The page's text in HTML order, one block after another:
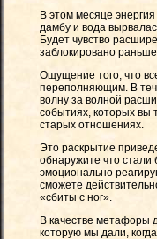
В этом месяце
дамбу и вода
Будет чувство
заблокировано
Ощущение того, что
переполняющим. В
волну за волной
событиях, которых вы
старых отношениях.
Это раскрытие
обнаружите что
эмоционально
сможете
«сбиты с ног».
В качестве метафоры
которую мы дали,